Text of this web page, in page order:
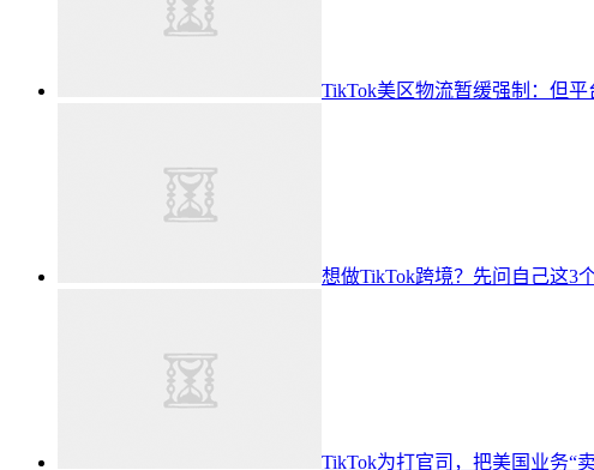
TikTok美区物流暂缓强制：但平
想做TikTok跨境？先问自己这3
TikTok为打官司，把美国业务“